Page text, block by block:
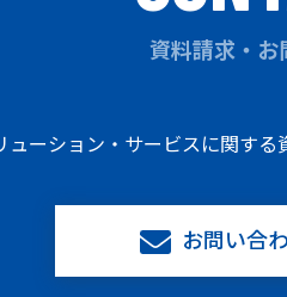
資料請求・お
ューション・サービスに関す
お問い合